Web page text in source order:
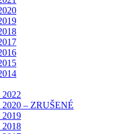
2020 – ZRUŠENÉ
2019
2018